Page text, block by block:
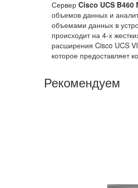
Сервер Cisco UCS B460
объемов данных и
объемами данных в
происходит на 4-х
расширения Cisco UCS
которое предоставляет
Рекомендуем